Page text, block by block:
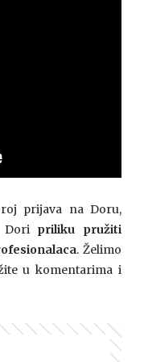
prijava na Doru,
Dori priliku pružiti
. Želimo
u komentarima i